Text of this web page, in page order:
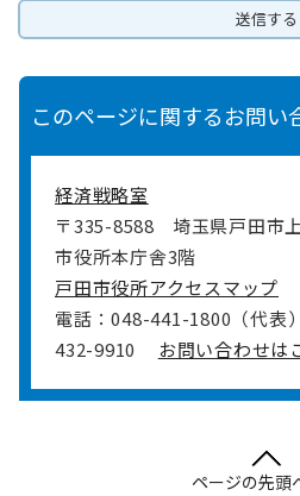
このページに関するお問い
経済戦略室
〒335-8588
埼玉県戸田市
市役所本庁舎3階
戸田市役所アクセスマップ
電話：048-441-1800（代表）
432-9910
お問い合わせは
ページの先頭